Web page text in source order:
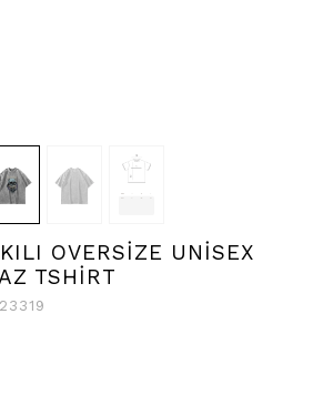
OVERSİZE UNİSEX
TSHİRT